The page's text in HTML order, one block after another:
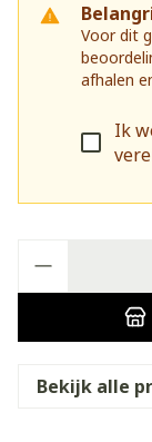
Voor dit
afhalen
Ik
Bekijk alle